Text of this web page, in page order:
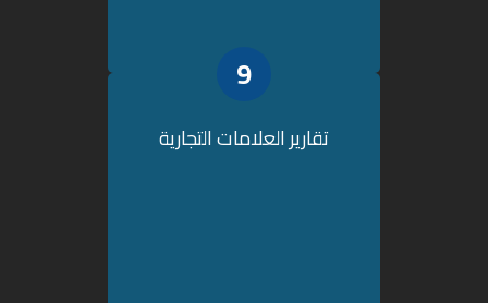
9
تقارير العلامات التجارية